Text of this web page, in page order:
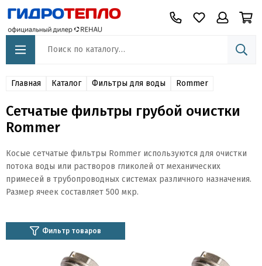
Главная Каталог Фильтры для воды Rommer
Сетчатые фильтры грубой очистки
Rommer
Косые сетчатые фильтры Rommer используются для очистки
потока воды или растворов гликолей от механических
примесей в трубопроводных системах различного назначения.
Размер ячеек составляет 500 мкр.
Фильтр товаров